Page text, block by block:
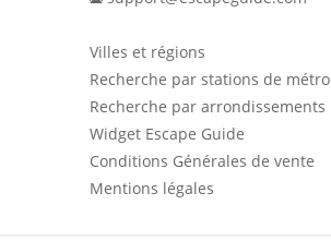
Villes et régions
Recherche par stations de métro
Recherche par arrondissements
Widget Escape Guide
Conditions Générales de vente
Mentions légales